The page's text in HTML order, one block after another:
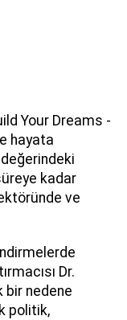
Your Dreams -
hayata
kadar
ve
Dr.
bir nedene
politik,